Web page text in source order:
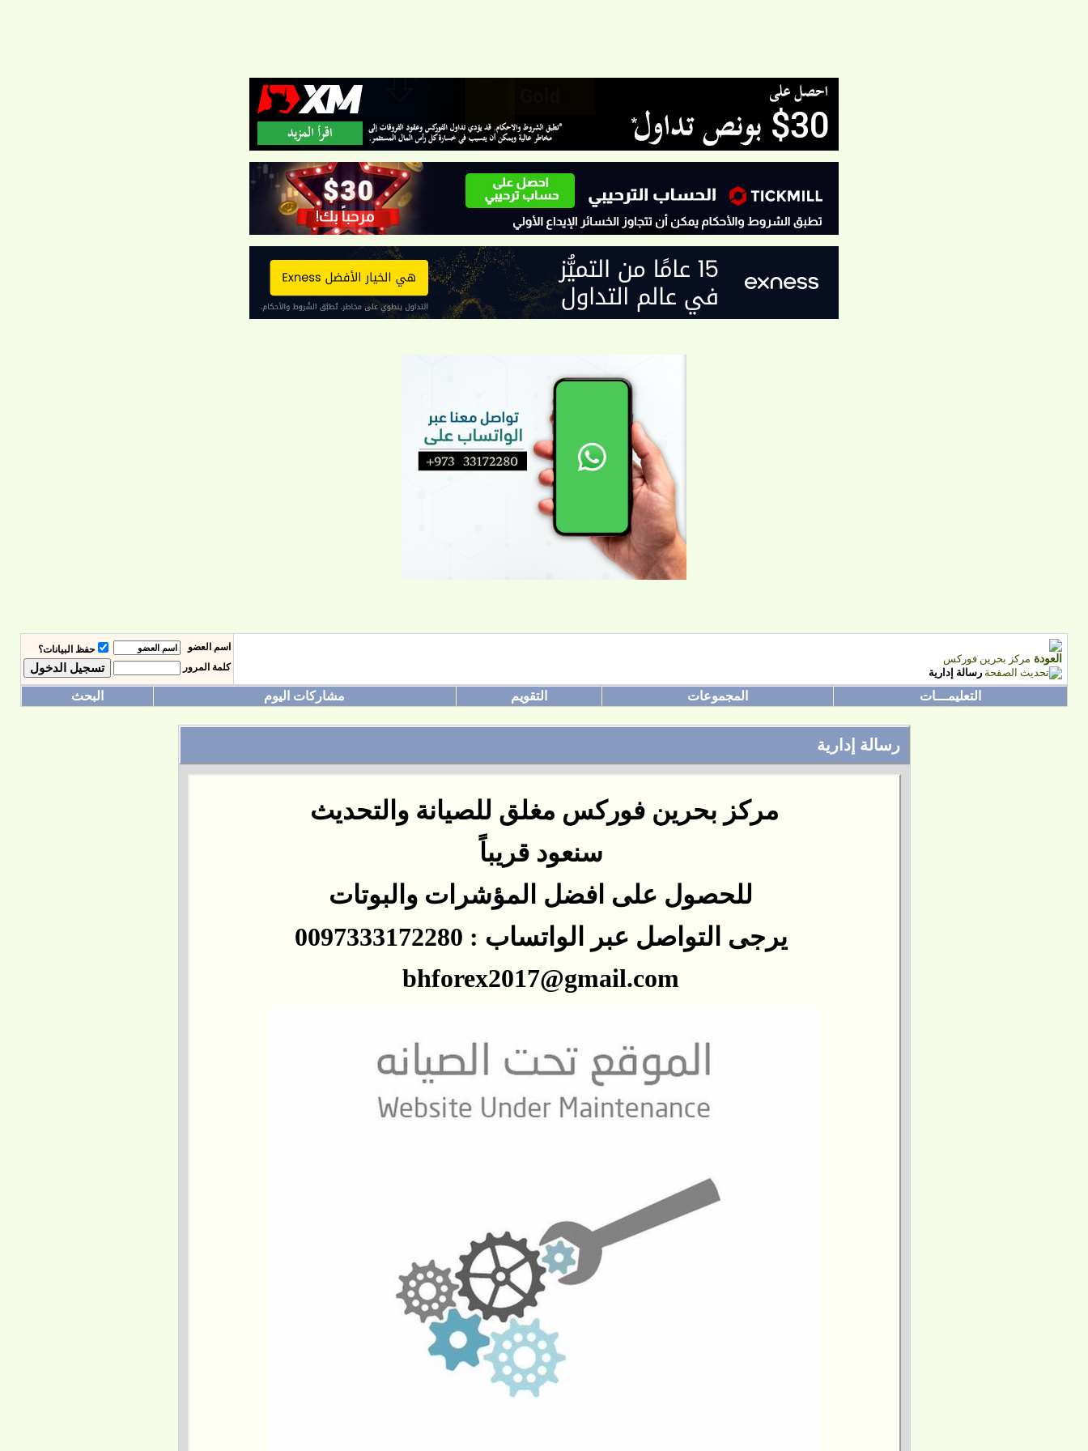
مركز بحرين فوركس
رسالة إدارية
اسم العضو
حفظ البيانات؟
كلمة المرور
التعليمـــات المجموعات التقويم مشاركات اليوم البحث
رسالة إدارية
مركز بحرين فوركس مغلق للصيانة والتحديث
سنعودقريباً
للحصول على افضل المؤشرات والبوتات
يرجى التواصل عبر الواتساب : 0097333172280